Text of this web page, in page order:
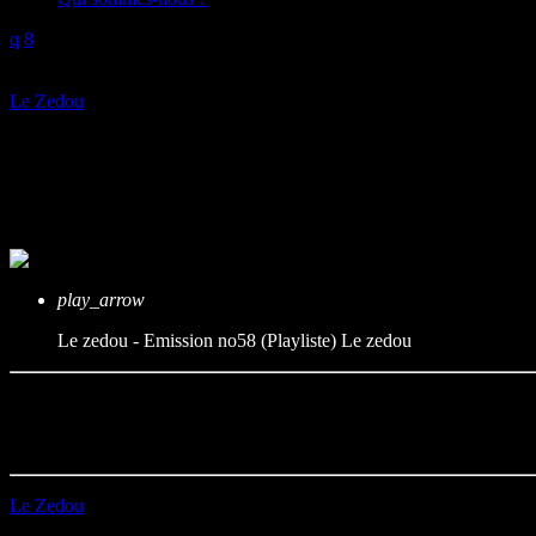
Le Zedou
play_arrow
Le zedou - Emission no58 (Playliste) Le zedou
Le Zedou